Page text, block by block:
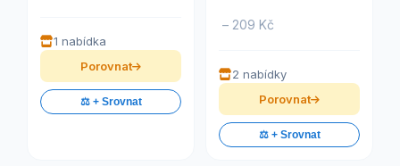
1 nabídka
Porovnat
⚖️ + Srovnat
– 209 Kč
2 nabídky
Porovnat
⚖️ + Srovnat